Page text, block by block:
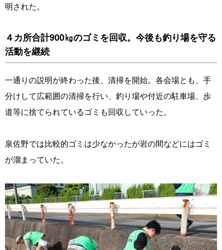
明された。
４カ所合計900㎏のゴミを回収。今後も釣り場を守る
活動を継続
一通りの説明が終わった後、清掃を開始。各会場とも、手
分けして広範囲の清掃を行い、釣り場や付近の駐車場、歩
道等に捨てられているゴミも回収していった。
泉佐野では比較的ゴミは少なかったが岩の間などにはゴミ
が溜まっていた。